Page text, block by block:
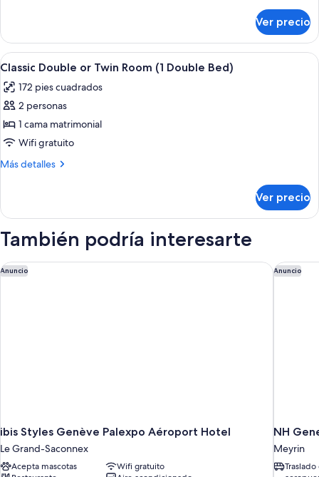
Double
Bed)
Double
Room
(1
Bed)
Ver precio
Abrir
todas
las
fotos
de
Classic
Double
Room
(1
Double
Minibar, caja de seguridad en la
10
Classic Double or Twin Room (1 Double Bed)
172 pies cuadrados
2 personas
1 cama matrimonial
Wifi gratuito
Más detalles
Más
Double
Twin
(1
Double
Ver precio
También podría interesarte
Anuncio
ibis Styles Genève Palexpo Aéroport Hotel
Le Grand-Saconnex
Acepta mascotas
Wifi gratuito
ibis Styles Genève Palexpo Aéroport Hotel Anuncio
NH
Meyrin
NH